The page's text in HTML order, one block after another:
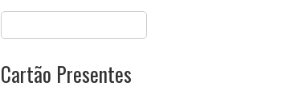
Cartão Presentes